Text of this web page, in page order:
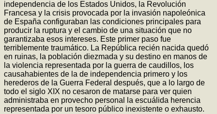
independencia de los Estados Unidos, la Revolución
Francesa y la crisis provocada por la invasión napoleónica
de España configuraban las condiciones principales para
producir la ruptura y el cambio de una situación que no
garantizaba esos intereses. Este primer paso fue
terriblemente traumático. La República recién nacida quedó
en ruinas, la población diezmada y su destino en manos de
la violencia representada por la guerra de caudillos, los
causahabientes de la de independencia primero y los
herederos de la Guerra Federal después, que a lo largo de
todo el siglo XIX no cesaron de matarse para ver quien
administraba en provecho personal la escuálida herencia
representada por un tesoro público inexistente o exhausto.